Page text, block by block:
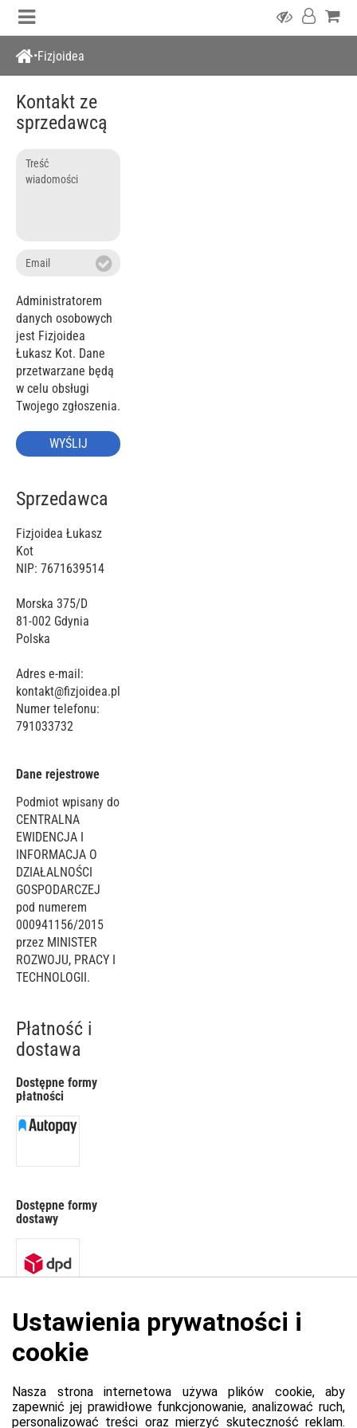
Fizjoidea
Kontakt ze
sprzedawcą
Treść
wiadomości
Email
Administratorem
danych osobowych
jest Fizjoidea
Łukasz Kot. Dane
przetwarzane będą
w celu obsługi
Twojego zgłoszenia.
WYŚLIJ
Sprzedawca
Fizjoidea Łukasz
Kot
NIP: 7671639514
Morska 375/D
81-002 Gdynia
Polska
Adres e-mail:
kontakt@fizjoidea.pl
Numer telefonu:
791033732
Dane rejestrowe
Podmiot wpisany do
CENTRALNA
EWIDENCJA I
INFORMACJA O
DZIAŁALNOŚCI
GOSPODARCZEJ
pod numerem
000941156/2015
przez MINISTER
ROZWOJU, PRACY I
TECHNOLOGII.
Płatność i
dostawa
Dostępne formy
płatności
Dostępne formy
dostawy
Platforma